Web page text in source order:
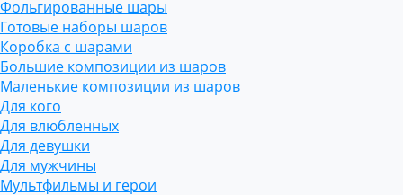
Фольгированные шары
Готовые наборы шаров
Коробка с шарами
Большие композиции из шаров
Маленькие композиции из шаров
Для кого
Для влюбленных
Для девушки
Для мужчины
Мультфильмы и герои